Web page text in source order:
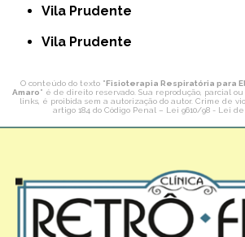
Vila Prudente
Vila Prudente
O conteúdo do texto "Fisioterapia Respiratória para
Amaro" é de direito reservado. Sua reprodução, parcial ou
links, é proibida sem a autorização do autor. Crime de
artigo 184 do Código Penal – Lei 9610/98 - Lei